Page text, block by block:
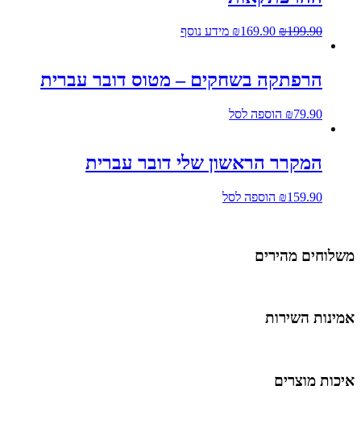
₪199.90
₪169.90 מידע נוסף
הרפתקה בשחקים – מטוס דובר עברית
₪79.90 הוספה לסל
המקרר הראשון שלי דובר עברית
₪159.90 הוספה לסל
מהירים
השירות
מוצרים